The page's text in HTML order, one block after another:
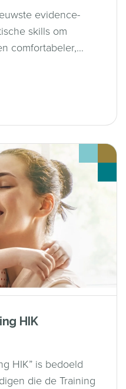
evidence-
skills om
comfortabeler,
HIK
HIK” is bedoeld
die de Training